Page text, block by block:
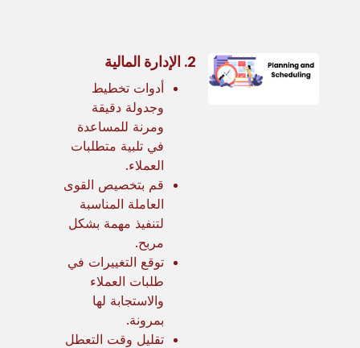
2. الإدارة المالية
أدوات تخطيط
وجدولة دقيقة
ومرنة للمساعدة
في تلبية متطلبات
العملاء.
قم بتخصيص القوى
العاملة المناسبة
لتنفيذ مهمة بشكل
مربح.
توقع التغييرات في
طلبات العملاء
والاستجابة لها
بمرونة.
تقليل وقت التعطل